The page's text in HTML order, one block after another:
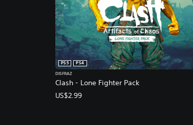
Clash - Lone Fighter Pack
PS5
PS4
DISFRAZ
US$2.99